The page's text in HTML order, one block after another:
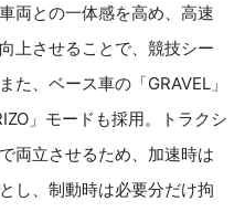
両との一体感を高め、高速
上させることで、競技シー
た、ベース車の「GRAVEL」
」モードも採用。トラクシ
両立させるため、加速時は
し、制動時は必要分だけ拘